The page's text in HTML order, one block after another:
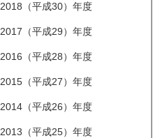
2018（平成30）年度
2017（平成29）年度
2016（平成28）年度
2015（平成27）年度
2014（平成26）年度
2013（平成25）年度